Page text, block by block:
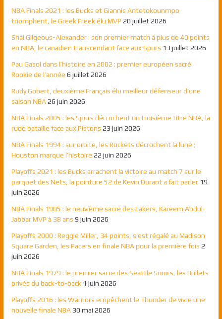
NBA Finals 2021 : les Bucks et Giannis Antetokounmpo
triomphent, le Greek Freek élu MVP 20 juillet 2026
Shai Gilgeous-Alexander : son premier match à plus de 40 points
en NBA, le canadien transcendant face aux Spurs 13 juillet 2026
Pau Gasol dans l’histoire en 2002 : premier européen sacré
Rookie de l’année 6 juillet 2026
Rudy Gobert, deuxième Français élu meilleur défenseur d’une
saison NBA 26 juin 2026
NBA Finals 2005 : les Spurs décrochent un troisième titre NBA, la
rude bataille face aux Pistons 23 juin 2026
NBA Finals 1994 : sur orbite, les Rockets décrochent la lune ;
Houston marque l’histoire 22 juin 2026
Playoffs 2021 : les Bucks arrachent la victoire au match 7 sur le
parquet des Nets, la pointure 52 de Kevin Durant a fait parler 19
juin 2026
NBA Finals 1985 : le neuvième sacre des Lakers, Kareem Abdul-
Jabbar MVP à 38 ans 9 juin 2026
Playoffs 2000 : Reggie Miller, 34 points, s’est régalé au Madison
Square Garden, les Pacers en finale NBA pour la première fois 2
juin 2026
NBA Finals 1979 : le premier sacre des Seattle Sonics, les Bullets
privés du back-to-back 1 juin 2026
Playoffs 2016 : les Warriors empêchent le Thunder de vivre une
nouvelle finale NBA 30 mai 2026